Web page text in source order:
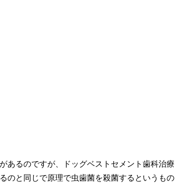
あるのですが、ドッグベストセメント歯科治療
のと同じで原理で虫歯菌を殺菌するというもの